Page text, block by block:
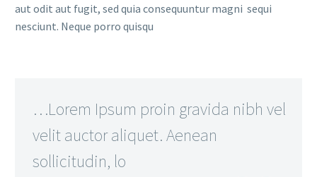
aut odit aut fugit, sed quia consequuntur magni sequi
nesciunt. Neque porro quisqu
…Lorem Ipsum proin gravida nibh vel
velit auctor aliquet. Aenean
sollicitudin, lo